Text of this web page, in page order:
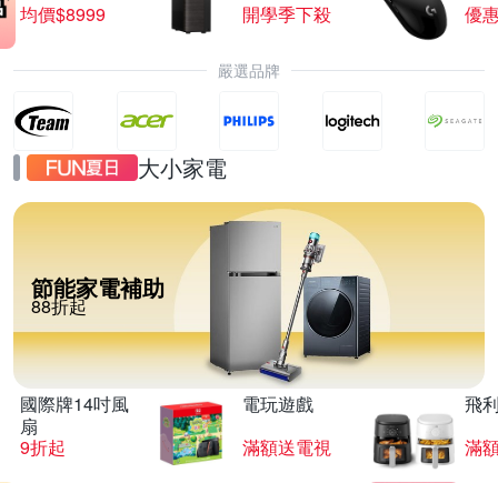
均價$8999
開學季下殺
優
嚴選品牌
大小家電
節能家電補助
88折起
國際牌14吋風
扇
9折起
電玩遊戲
滿額送電視
飛
滿